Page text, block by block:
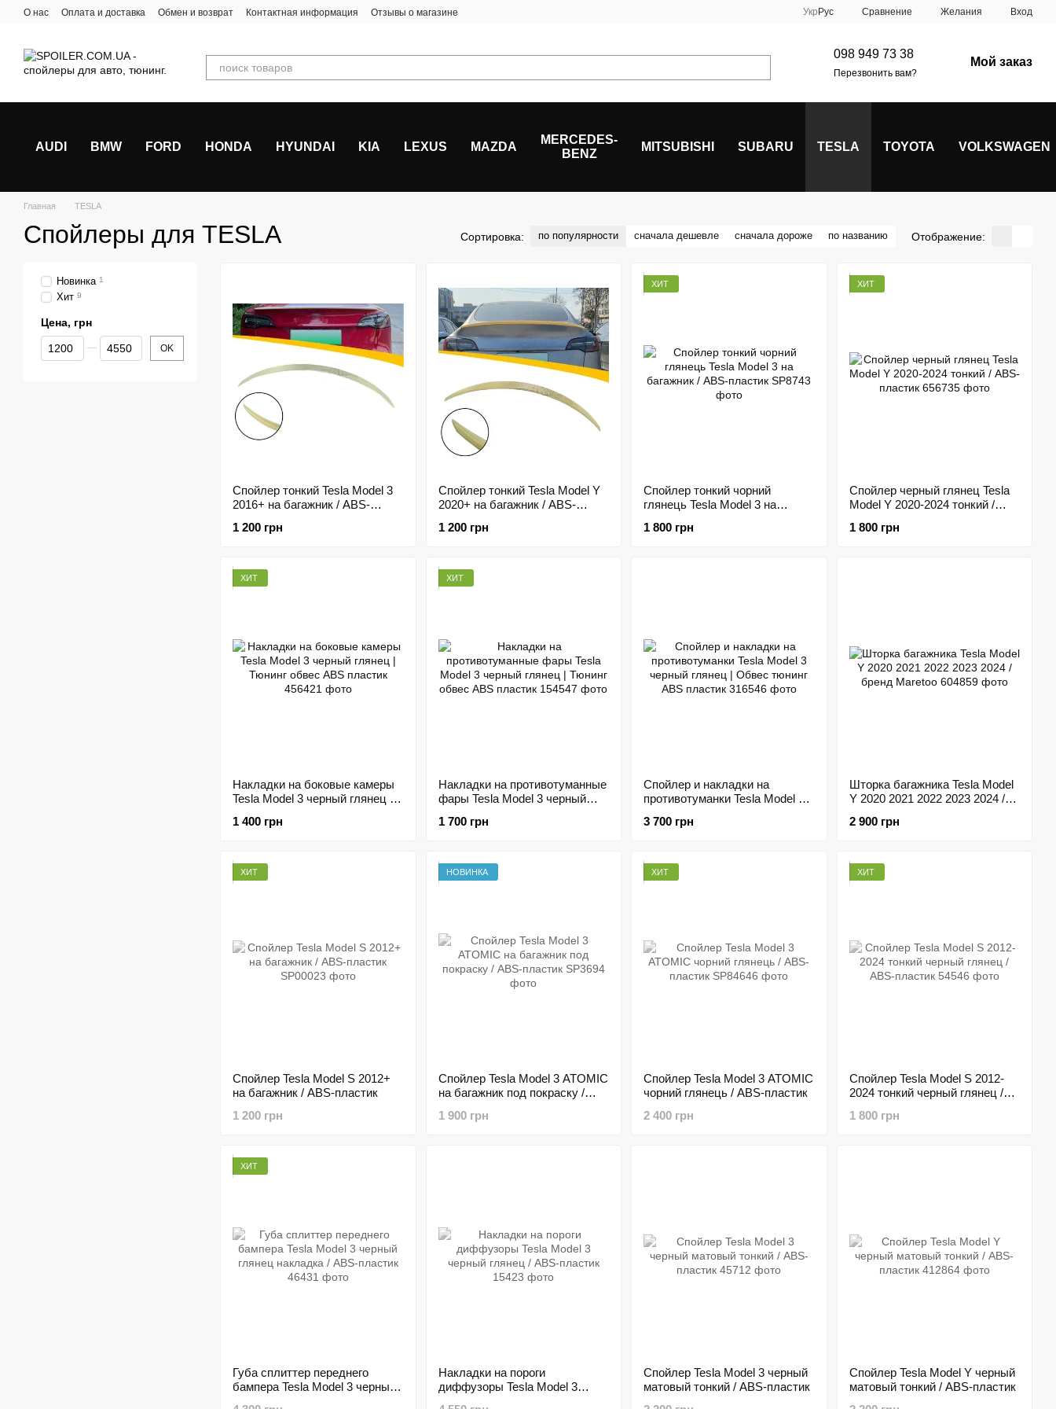
Перейти к основному контенту
О нас Оплата и доставка Обмен и возврат Контактная информация Отзывы о магазине Укр Рус Сравнение Желания Вход
098 949 73 38
Перезвонить вам?
Мой заказ
AUDI BMW FORD HONDA HYUNDAI KIA LEXUS MAZDA
MERCEDES-
BENZ
MITSUBISHI SUBARU TESLA TOYOTA VOLKSWAGEN
Главная TESLA
Спойлеры для TESLA Сортировка: по популярности сначала дешевле сначала дороже по названию Отображение:
Спойлер тонкий Tesla Model 3
2016+ на багажник / ABS-
1 200 грн
Спойлер тонкий Tesla Model Y
2020+ на багажник / ABS-
1 200 грн
ХИТ
Спойлер тонкий чорний
глянець Tesla Model 3 на
1 800 грн
ХИТ
Спойлер черный глянец Tesla
Model Y 2020-2024 тонкий /
1 800 грн
ХИТ
Накладки на боковые камеры
Tesla Model 3 черный глянец |
1 400 грн
ХИТ
Накладки на противотуманные
фары Tesla Model 3 черный
пластик
1 700 грн
Спойлер и накладки на
противотуманки Tesla Model 3
ABS пластик
3 700 грн
Шторка багажника Tesla Model
Y 2020 2021 2022 2023 2024 /
2 900 грн
ХИТ
Спойлер Tesla Model S 2012+
на багажник / ABS-пластик
1 200 грн
НОВИНКА
Спойлер Tesla Model 3 ATOMIC
на багажник под покраску /
1 900 грн
ХИТ
Спойлер Tesla Model 3 ATOMIC
чорний глянець / ABS-пластик
2 400 грн
ХИТ
Спойлер Tesla Model S 2012-
2024 тонкий черный глянец /
1 800 грн
ХИТ
Губа сплиттер переднего
бампера Tesla Model 3 черный
Накладки на пороги
диффузоры Tesla Model 3
Спойлер Tesla Model 3 черный
матовый тонкий / ABS-пластик
Спойлер Tesla Model Y черный
матовый тонкий / ABS-пластик
Новинка 1
Хит 9
Цена, грн
От Цена, грн
До Цена, грн OK